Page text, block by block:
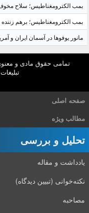
بمب الکترومغناطیس؛ سلاح
بمب الکترومغناطیس؛ برهم
مانور یوفوها در آسمان ایران و
تمامی حقوق مادی و معنوی
تبلیغات
صفحه اصلی
مطالب ویژه
تحلیل و بررسی
یادداشت و مقاله
نکته‌خوانی (تبیین دیدگاه)
مصاحبه